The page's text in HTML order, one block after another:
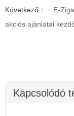
Következő：
E-
akciós ajánlatai
Kapcsolódó